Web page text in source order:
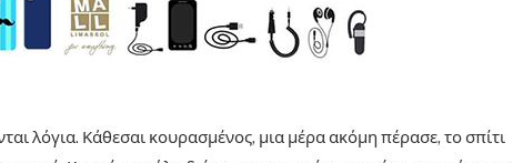
λόγια. Κάθεσαι κουρασμένος, μια μέρα ακόμη πέρασε, το σπίτι